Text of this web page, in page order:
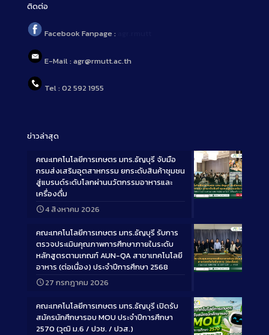
ติดต่อ
Facebook Fanpage :
E-Mail : agr@rmutt.ac.th
Tel : 02 592 1955
ข่าวล่าสุด
Long
คณะเทคโนโลยีการเกษตร มทร.ธัญบุรี จับมือ
กรมส่งเสริมอุตสาหกรรม ยกระดับสินค้าชุมชน
สู่แบรนด์ระดับโลกผ่านนวัตกรรมอาหารและ
เครื่องดื่ม
4 สิงหาคม 2026
Long
คณะเทคโนโลยีการเกษตร มทร.ธัญบุรี รับการ
ตรวจประเมินคุณภาพการศึกษาภายในระดับ
หลักสูตรตามเกณฑ์ AUN-QA สาขาเทคโนโลยี
อาหาร (ต่อเนื่อง) ประจำปีการศึกษา 2568
27 กรกฎาคม 2026
คณะเทคโนโลยีการเกษตร มทร.ธัญบุรี เปิดรับ
สมัครนักศึกษารอบ MOU ประจำปีการศึกษา
2570 (วุฒิ ม.6 / ปวช. / ปวส.)